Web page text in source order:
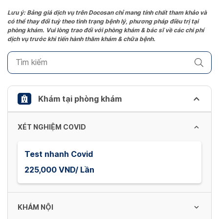
the
question
mark
to
keyboard
shortcuts
changing
Lưu ý: Bảng giá dịch vụ trên Docosan chỉ mang tính chất tham khảo và
có thể thay đổi tuỳ theo tình trạng bệnh lý, phương pháp điều trị tại
phòng khám. Vui lòng trao đổi với phòng khám & bác sĩ về các chi phí
dịch vụ trước khi tiến hành thăm khám & chữa bệnh.
Khám tại phòng khám
XÉT NGHIỆM COVID
Test nhanh Covid
225,000 VND/ Lần
KHÁM NỘI